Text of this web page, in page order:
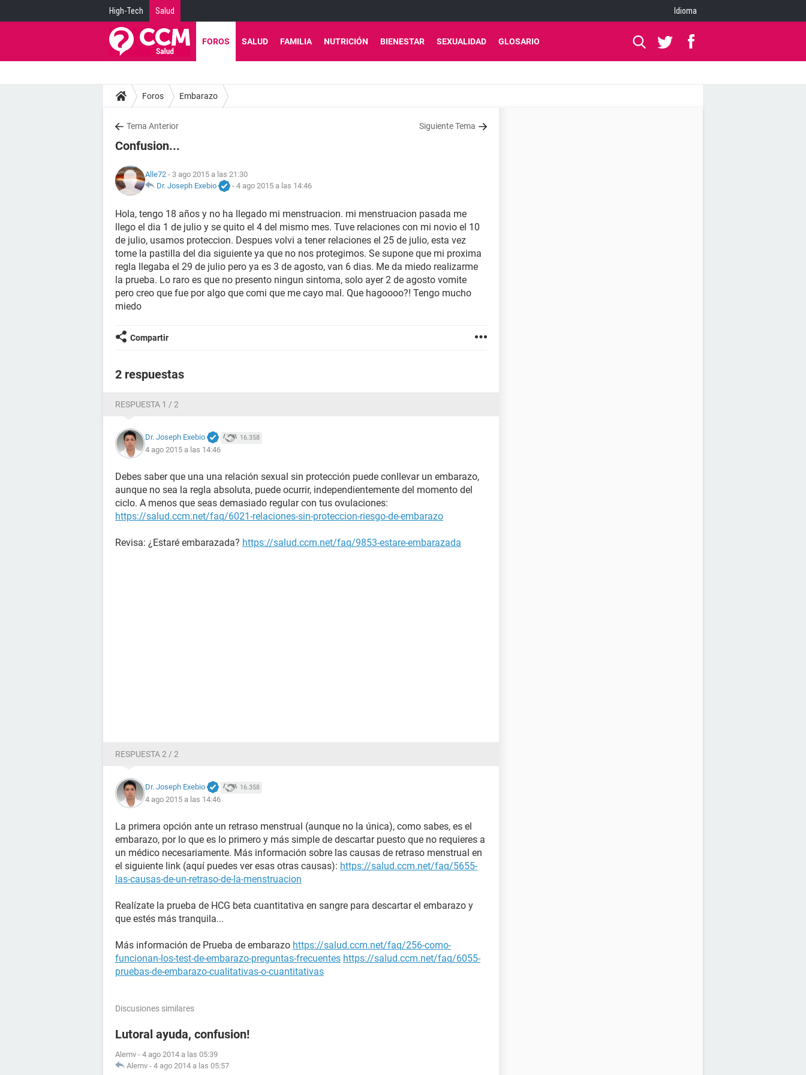
High-Tech Salud Idioma
FOROS SALUD FAMILIA NUTRICIÓN BIENESTAR SEXUALIDAD GLOSARIO
Foros Embarazo
Tema Anterior Siguiente Tema
Confusion...
Alle72 - 3 ago 2015 a las 21:30
Dr. Joseph Exebio
- 4 ago 2015 a las 14:46
Hola, tengo 18 años y no ha llegado mi menstruacion. mi menstruacion pasada me
llego el dia 1 de julio y se quito el 4 del mismo mes. Tuve relaciones con mi novio el 10
de julio, usamos proteccion. Despues volvi a tener relaciones el 25 de julio, esta vez
tome la pastilla del dia siguiente ya que no nos protegimos. Se supone que mi proxima
regla llegaba el 29 de julio pero ya es 3 de agosto, van 6 dias. Me da miedo realizarme
la prueba. Lo raro es que no presento ningun sintoma, solo ayer 2 de agosto vomite
pero creo que fue por algo que comi que me cayo mal. Que hagoooo?! Tengo mucho
miedo
Compartir
2 respuestas
RESPUESTA 1 / 2
Dr. Joseph Exebio 16.358
4 ago 2015 a las 14:46
Debes saber que una una relación sexual sin protección puede conllevar un embarazo,
aunque no sea la regla absoluta, puede ocurrir, independientemente del momento del
ciclo. A menos que seas demasiado regular con tus ovulaciones:
https://salud.ccm.net/faq/6021-relaciones-sin-proteccion-riesgo-de-embarazo
Revisa: ¿Estaré embarazada? https://salud.ccm.net/faq/9853-estare-embarazada
RESPUESTA 2 / 2
Dr. Joseph Exebio 16.358
4 ago 2015 a las 14:46
La primera opción ante un retraso menstrual (aunque no la única), como sabes, es el
embarazo, por lo que es lo primero y más simple de descartar puesto que no requieres a
un médico necesariamente. Más información sobre las causas de retraso menstrual en
el siguiente link (aquí puedes ver esas otras causas): https://salud.ccm.net/faq/5655-
las-causas-de-un-retraso-de-la-menstruacion
Realízate la prueba de HCG beta cuantitativa en sangre para descartar el embarazo y
que estés más tranquila...
Más información de Prueba de embarazo https://salud.ccm.net/faq/256-como-
funcionan-los-test-de-embarazo-preguntas-frecuentes https://salud.ccm.net/faq/6055-
pruebas-de-embarazo-cualitativas-o-cuantitativas
Discusiones similares
Lutoral ayuda, confusion!
Alemv - 4 ago 2014 a las 05:39
Alemv - 4 ago 2014 a las 05:57